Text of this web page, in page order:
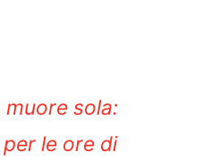
muore sola:
le ore di